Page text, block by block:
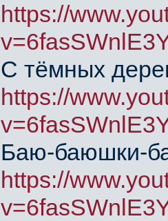
https://
С тёмных
https://
Баю-баюшки-
https://